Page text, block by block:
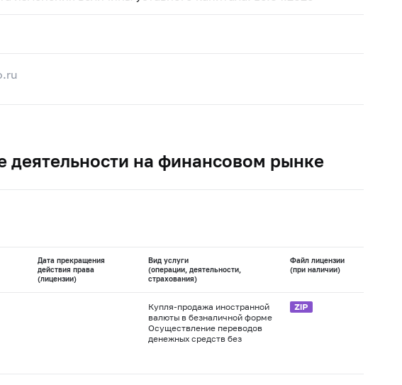
на финансовом рынке
Дата прекращения
действия права
(лицензии)
Вид услуги
(операции, деятельности,
страхования)
Файл лицензии
(при наличии)
Купля-продажа иностранной
валюты в безналичной форме
Осуществление переводов
денежных средств без